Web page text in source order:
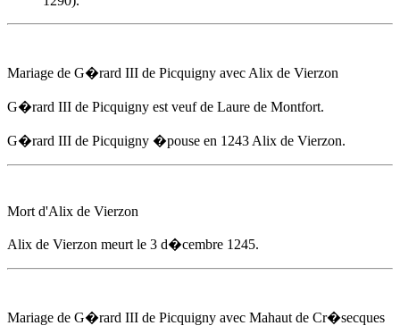
Mariage de G�rard III de Picquigny avec Alix de Vierzon
G�rard III de Picquigny est veuf de Laure de Montfort.
G�rard III de Picquigny �pouse en 1243 Alix de Vierzon.
Mort d'Alix de Vierzon
Alix de Vierzon meurt le 3 d�cembre 1245.
Mariage de G�rard III de Picquigny avec Mahaut de Cr�secques